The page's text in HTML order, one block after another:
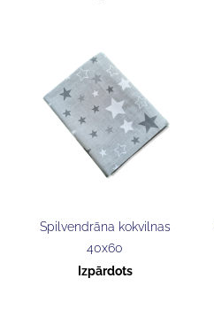
Spilvendrāna kokvilnas
40x60
Izpārdots